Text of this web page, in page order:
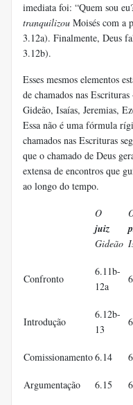
imediata foi: “Quem sou
tranquilizou Moisés com a
3.12a). Finalmente, Deus
3.12b).
Esses mesmos elementos
de chamados nas
Gideão, Isaías, Jeremias,
Essa não é uma fórmula
chamados nas Escrituras
que o chamado de Deus
extensa de encontros que
ao longo do tempo.
O
juiz
Gideão
Confronto
6.11b-
12a
Introdução
6.12b-
13
Comissionamento6.14
Argumentação 6.15